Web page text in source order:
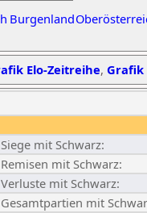
Burgenland
Elo-Zeitreihe, Grafik
Siege mit Schwarz:
Remisen mit Schwarz:
Verluste mit Schwarz:
Gesamtpartien mit